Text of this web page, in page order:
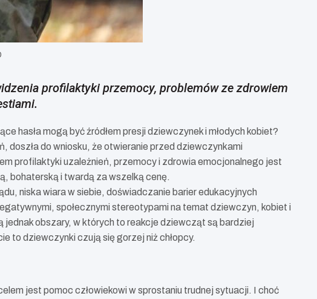
profilaktyki przemocy, problemów ze zdrowiem
hasła mogą być źródłem presji dziewczynek i młodych kobiet?
do wniosku, że otwieranie przed dziewczynkami
profilaktyki uzależnień, przemocy i zdrowia emocjonalnego jest
bohaterską i twardą za wszelką cenę.
niska wiara w siebie, doświadczanie barier edukacyjnych
społecznymi stereotypami na temat dziewczyn, kobiet i
obszary, w których to reakcje dziewcząt są bardziej
to dziewczynki czują się gorzej niż chłopcy.
jest pomoc człowiekowi w sprostaniu trudnej sytuacji. I choć